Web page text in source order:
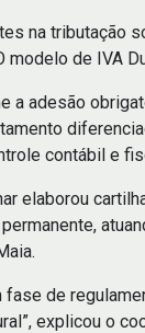
na tributação
de IVA
a adesão
contábil e
elaborou
de
explicou o